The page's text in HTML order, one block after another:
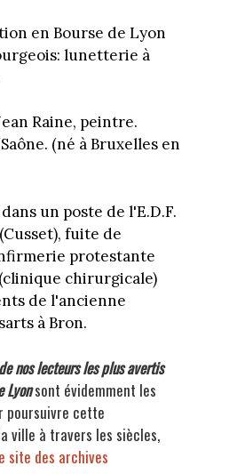
en Bourse de Lyon
lunetterie à
Raine, peintre.
(né à Bruxelles en
un poste de l'E.D.F.
fuite de
protestante
chirurgicale)
de l'ancienne
à Bron.
nos lecteurs les plus avertis
Lyonsont évidemment les
poursuivre cette
ville à travers les siècles,
site des archives